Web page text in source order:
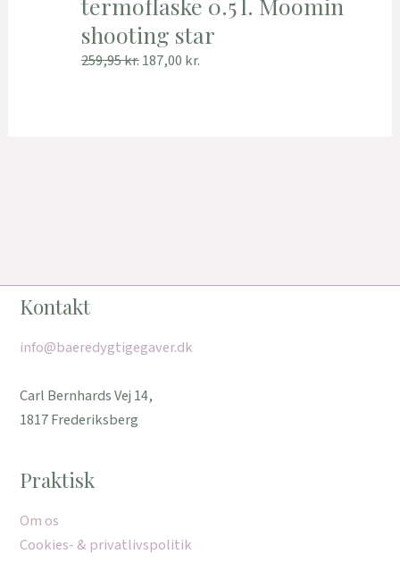
shooting star
259,95kr.187,00 kr.
Kontakt
info@baeredygtigegaver.dk
Carl Bernhards Vej 14,
1817 Frederiksberg
Praktisk
Om os
Cookies- & privatlivspolitik